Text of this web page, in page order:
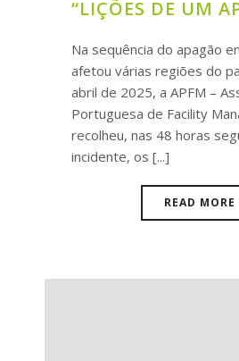
“LIÇÕES DE UM
Na sequência do apagão
afetou várias regiões do
abril de 2025, a APFM –
Portuguesa de Facility
recolheu, nas 48 horas
incidente, os [...]
READ MORE